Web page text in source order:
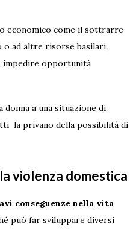
economico come il sottrarre
o ad altre risorse basilari,
impedire opportunità
a una situazione di
la privano della possibilità di
violenza domestica
conseguenze nella vita
può far sviluppare diversi